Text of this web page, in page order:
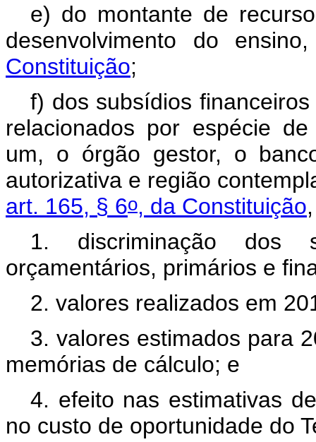
e) do montante de
desenvolvimento do
Constituição;
f) dos subsídios
relacionados por espécie
um, o órgão gestor, o
autorizativa e região
art. 165, § 6o, da Constituição
1. discriminação dos
orçamentários, primários e
2. valores realizados em
3. valores estimados para
memórias de cálculo; e
4. efeito nas estimativas
no custo de oportunidade do